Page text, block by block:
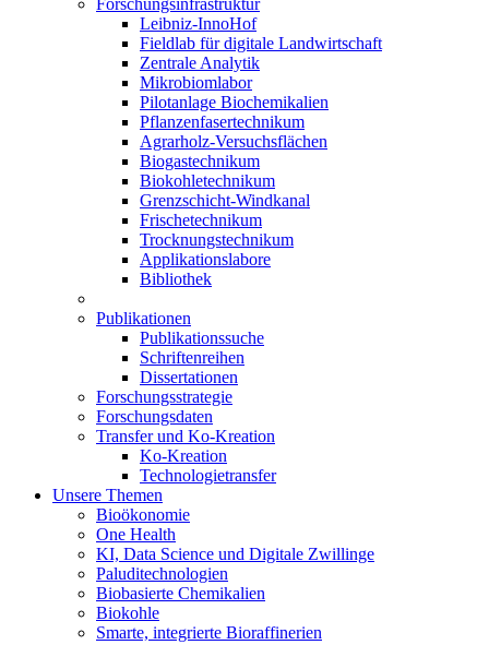
Forschungsinfrastruktur
Leibniz-InnoHof
Fieldlab für digitale Landwirtschaft
Zentrale Analytik
Mikrobiomlabor
Pilotanlage Biochemikalien
Pflanzenfasertechnikum
Agrarholz-Versuchsflächen
Biogastechnikum
Biokohletechnikum
Grenzschicht-Windkanal
Frischetechnikum
Trocknungstechnikum
Applikationslabore
Bibliothek
Publikationen
Publikationssuche
Schriftenreihen
Dissertationen
Forschungsstrategie
Forschungsdaten
Transfer und Ko-Kreation
Ko-Kreation
Technologietransfer
Unsere Themen
Bioökonomie
One Health
KI, Data Science und Digitale Zwillinge
Paluditechnologien
Biobasierte Chemikalien
Biokohle
Smarte, integrierte Bioraffinerien